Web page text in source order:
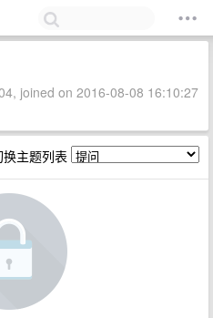
joined on 2016-08-08 16:10:27
换主题列表